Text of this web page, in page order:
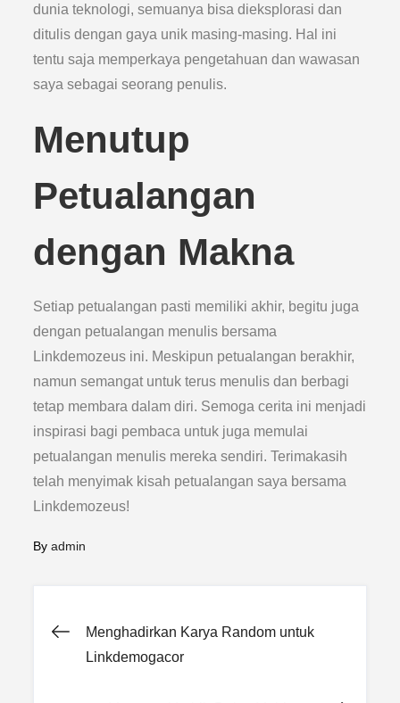
dunia teknologi, semuanya bisa dieksplorasi dan
ditulis dengan gaya unik masing-masing. Hal ini
tentu saja memperkaya pengetahuan dan wawasan
saya sebagai seorang penulis.
Menutup
Petualangan
dengan Makna
Setiap petualangan pasti memiliki akhir, begitu juga
dengan petualangan menulis bersama
Linkdemozeus ini. Meskipun petualangan berakhir,
namun semangat untuk terus menulis dan berbagi
tetap membara dalam diri. Semoga cerita ini menjadi
inspirasi bagi pembaca untuk juga memulai
petualangan menulis mereka sendiri. Terimakasih
telah menyimak kisah petualangan saya bersama
Linkdemozeus!
Byadmin
Post
Menghadirkan Karya Random untuk
Linkdemogacor